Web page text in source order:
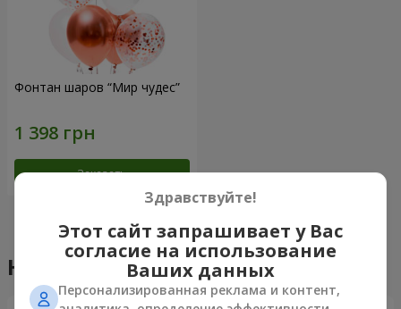
Фонтан шаров “Мир чудес”
Заказать
Наши достижения
Здравствуйте!
Этот сайт запрашивает у Вас
согласие на использование
Ваших данных
Персонализированная реклама и контент,